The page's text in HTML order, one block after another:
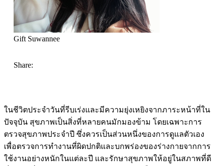
Gift Suwannee
Share:
ในชีวิตประจำวันที่รีบเร่งและมีความยุ่งเหยิงจากภาระหน้าที่ใน
ปัจจุบัน สุขภาพเป็นสิ่งที่หลายคนมักมองข้าม โดยเฉพาะการ
ตรวจสุขภาพประจำปี ซึ่งควรเป็นส่วนหนึ่งของการดูแลตัวเอง
เพื่อตรวจการทำงานที่ผิดปกติและบกพร่องของร่างกายจากการ
ใช้งานอย่างหนักในแต่ละปี และรักษาสุขภาพให้อยู่ในสภาพที่ดี